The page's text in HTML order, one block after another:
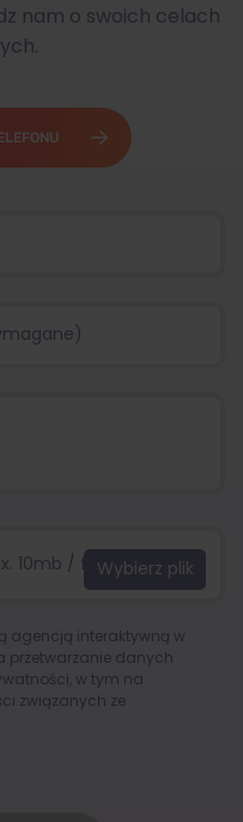
nam o swoich celach
10mb / format:.jpg,
agencją interaktywną w
przetwarzanie danych
, w tym na
związanych ze